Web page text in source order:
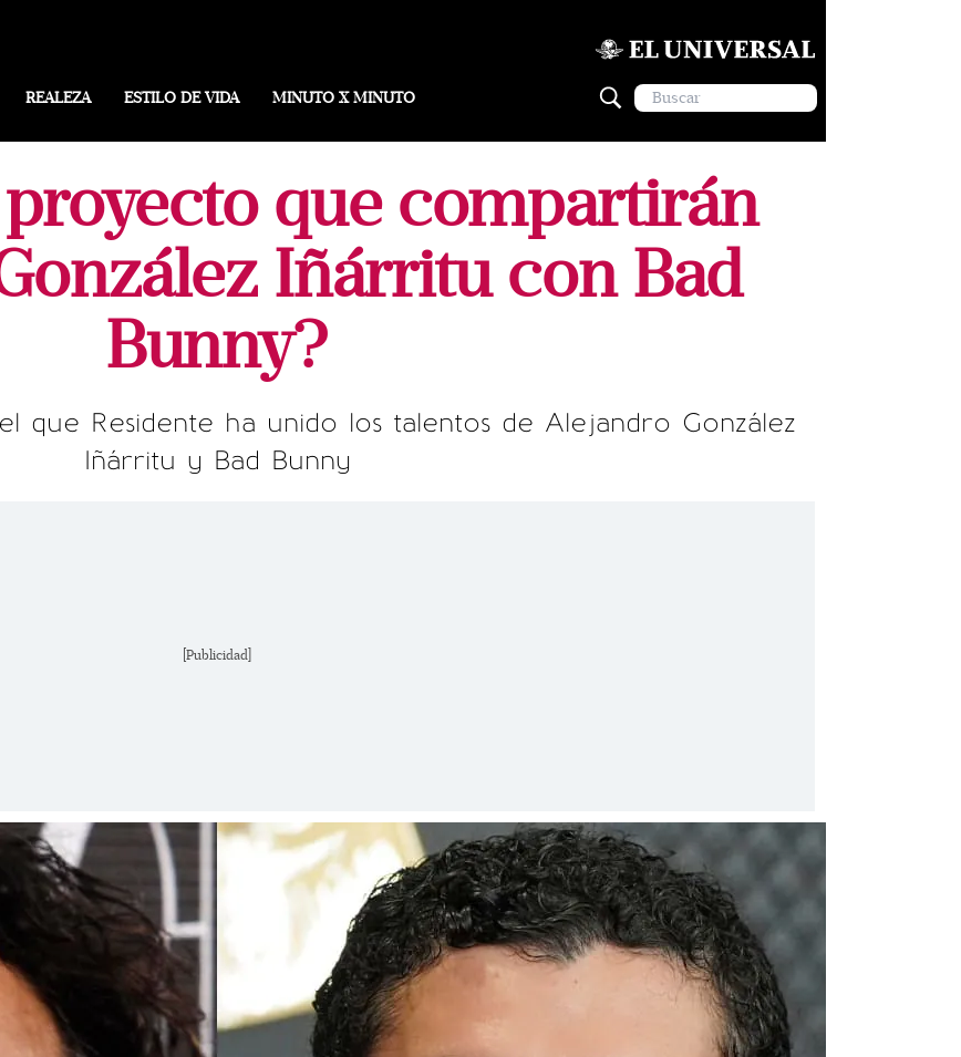
REALEZA ESTILO DE VIDA MINUTO X MINUTO
que compartirán
Iñárritu con Bad
Bunny?
que Residente ha unido los talentos de Alejandro González
Iñárritu y Bad Bunny
[Publicidad]